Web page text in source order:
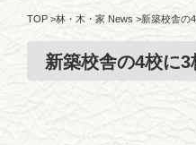
TOP >林・木・家 News >新築校舎の
新築校舎の4校に